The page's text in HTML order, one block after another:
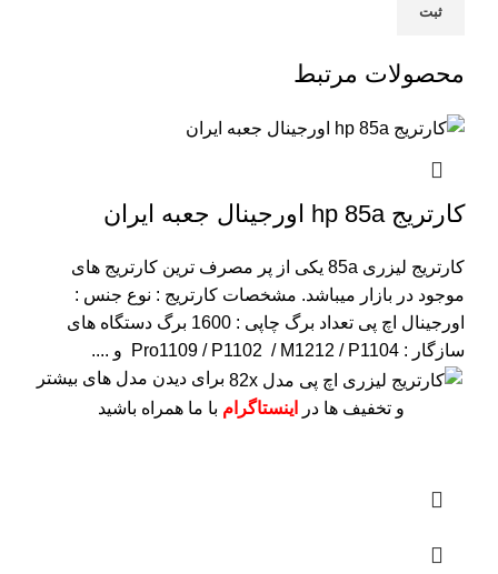
محصولات مرتبط
کارتریج hp 85a اورجینال جعبه ایران
کارتریج لیزری 85a یکی از پر مصرف ترین کارتریج های
موجود در بازار میباشد. مشخصات کارتریج : نوع جنس :
اورجینال اچ پی تعداد برگ چاپی : 1600 برگ
دستگاه های
سازگار : Pro1109 / P1102 / M1212 / P1104 و ....
برای دیدن مدل های بیشتر
و تخفیف ها در
اینستاگرام با ما همراه باشید